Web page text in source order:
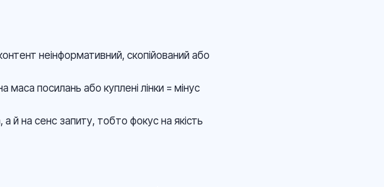
неінформативний, скопійований або
посилань або куплені лінки = мінус
й на сенс запиту, тобто фокус на якість